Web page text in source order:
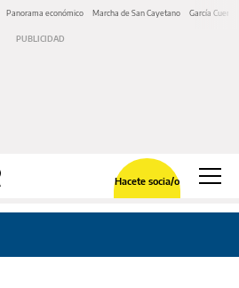
Panorama económico Marcha de San Cayetano García Cuerva
Hacete socia/o